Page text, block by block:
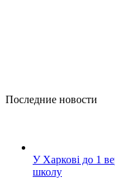
Последние новости
У Харкові до 1
школу